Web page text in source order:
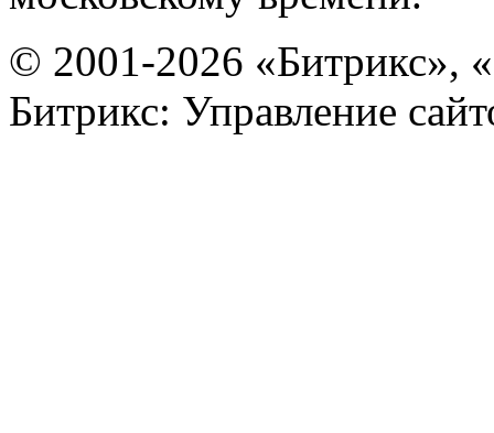
© 2001-2026 «Битрикс»,
Битрикс: Управление